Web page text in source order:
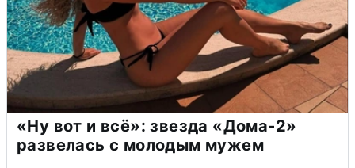
«Ну вот и всё»: звезда «Дома-2»
развелась с молодым мужем